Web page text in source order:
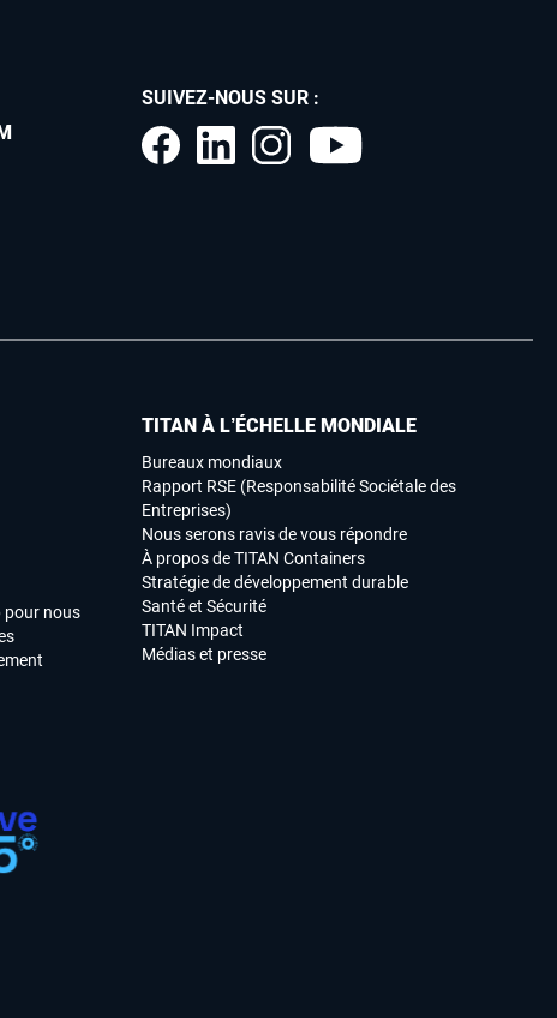
SUIVEZ-NOUS SUR :
TITAN À L’ÉCHELLE MONDIALE
Bureaux mondiaux
Rapport RSE (Responsabilité Sociétale des
Entreprises)
Nous serons ravis de vous répondre
À propos de TITAN Containers
Stratégie de développement durable
Santé et Sécurité
TITAN Impact
Médias et presse
pour nous